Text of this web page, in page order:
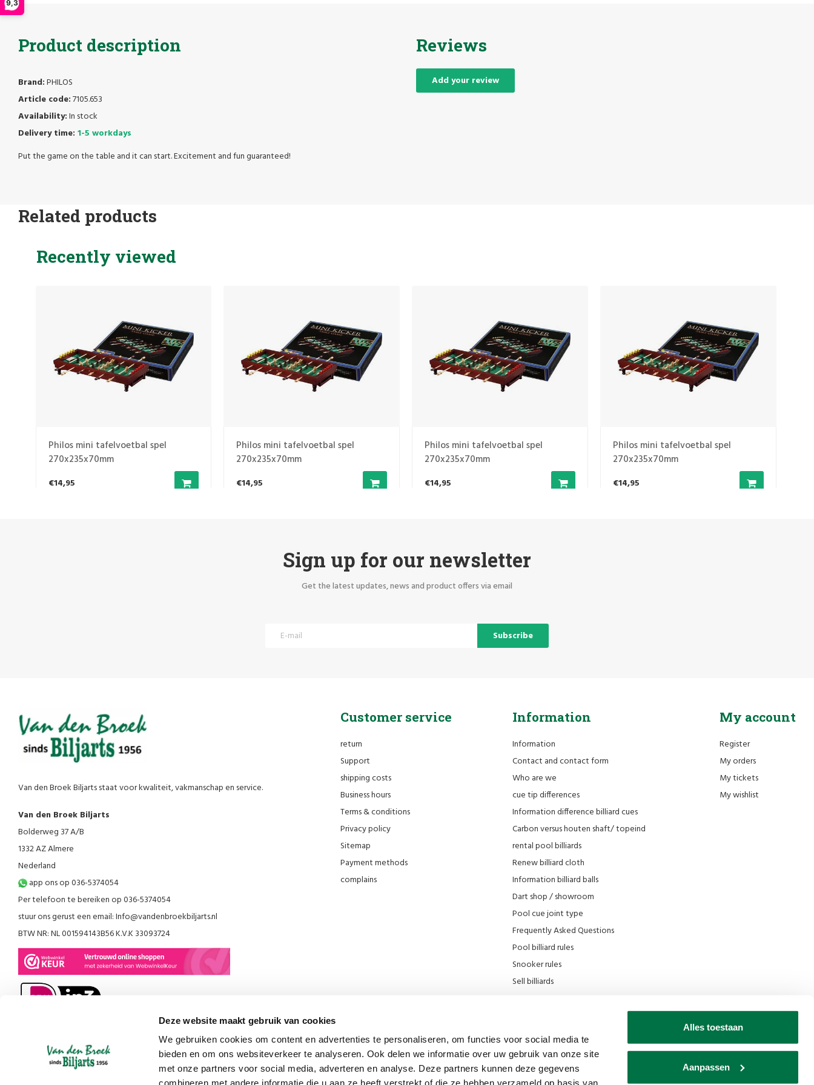
9,3
Deze website maakt gebruik van cookies
We gebruiken cookies om content en advertenties te personaliseren, om functies voor social media te
bieden en om ons websiteverkeer te analyseren. Ook delen we informatie over uw gebruik van onze site
met onze partners voor social media, adverteren en analyse. Deze partners kunnen deze gegevens
combineren met andere informatie die u aan ze heeft verstrekt of die ze hebben verzameld op basis van
Alles toestaan
Aanpassen
Product description
Brand:PHILOS
Article code:7105.653
Availability:In stock
Delivery time: 1-5 workdays
Put the game on the table and it can start. Excitement and fun guaranteed!
Reviews
Add your review
Related products
Recently viewed
Philos mini tafelvoetbal spel
270x235x70mm
€14,95
Philos mini tafelvoetbal spel
270x235x70mm
€14,95
Philos mini tafelvoetbal spel
270x235x70mm
€14,95
Philos mini tafelvoetbal spel
270x235x70mm
€14,95
Sign up for our newsletter
Get the latest updates, news and product offers via email
Subscribe
Van den Broek Biljarts staat voor kwaliteit, vakmanschap en service.
Van den Broek Biljarts
Bolderweg 37 A/B
1332 AZ Almere
Nederland
app ons op 036-5374054
Per telefoon te bereiken op 036-5374054
stuur ons gerust een email:Info@vandenbroekbiljarts.nl
BTW NR: NL 001594143B56 K.V.K 33093724
Customer service
return
Support
shipping costs
Business hours
Terms & conditions
Privacy policy
Sitemap
Payment methods
complains
Information
Information
Contact and contact form
Who are we
cue tip differences
Information difference billiard cues
Carbon versus houten shaft/ topeind
rental pool billiards
Renew billiard cloth
Information billiard balls
Dart shop / showroom
Pool cue joint type
Frequently Asked Questions
Pool billiard rules
Snooker rules
Sell ​​billiards
Promotie Filmpjes Van den Broek Biljarts
Blog
Billiards museum
My account
Register
My orders
My tickets
My wishlist